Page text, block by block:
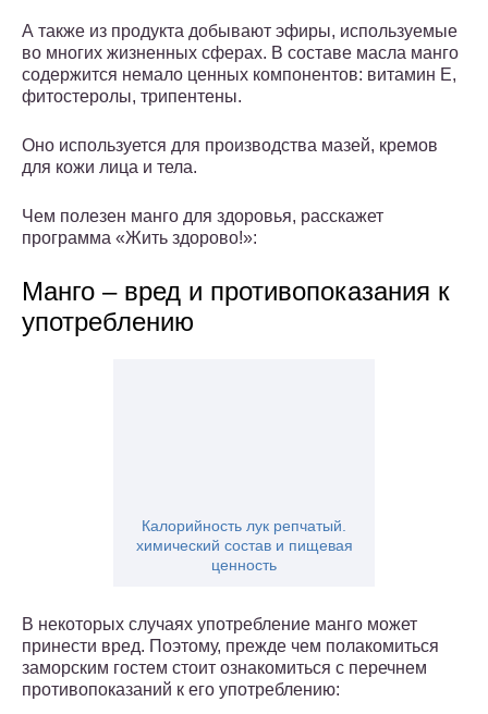
А также из продукта добывают эфиры, используемые
во многих жизненных сферах. В составе масла манго
содержится немало ценных компонентов: витамин Е,
фитостеролы, трипентены.
Оно используется для производства мазей, кремов
для кожи лица и тела.
Чем полезен манго для здоровья, расскажет
программа «Жить здорово!»:
Манго – вред и противопоказания к
употреблению
Калорийность лук репчатый.
химический состав и пищевая
ценность
В некоторых случаях употребление манго может
принести вред. Поэтому, прежде чем полакомиться
заморским гостем стоит ознакомиться с перечнем
противопоказаний к его употреблению: